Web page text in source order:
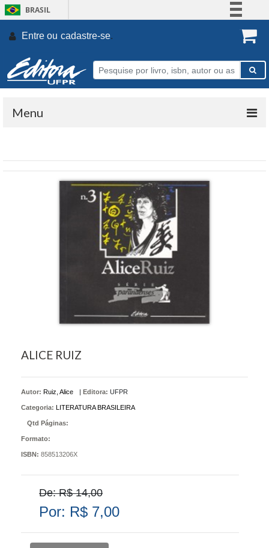
BRASIL
Participe
Entre ou cadastre-se.
Menu
ALICE RUIZ
Autor: Ruiz, Alice Editora: UFPR
Categoria: LITERATURA BRASILEIRA
Qtd Páginas:
Formato:
ISBN: 858513206X
De: R$ 14,00
Por: R$ 7,00